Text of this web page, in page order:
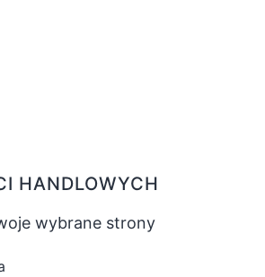
HANDLOWYCH
wybrane strony